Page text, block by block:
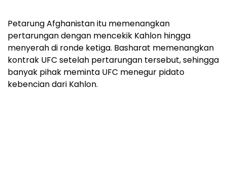
Petarung Afghanistan itu memenangkan
pertarungan dengan mencekik Kahlon hingga
menyerah di ronde ketiga. Basharat memenangkan
kontrak UFC setelah pertarungan tersebut, sehingga
banyak pihak meminta UFC menegur pidato
kebencian dari Kahlon.